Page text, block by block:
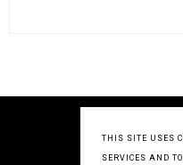
THIS SITE USES
SERVICES AND